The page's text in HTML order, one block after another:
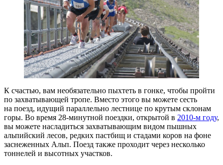
К счастью, вам необязательно пыхтеть в гонке, чтобы пройти
по захватывающей тропе. Вместо этого вы можете сесть
на поезд, идущий параллельно лестнице по крутым склонам
горы. Во время 28-минутной поездки, открытой в 2010-м году,
вы можете насладиться захватывающим видом пышных
альпийский лесов, редких пастбищ и стадами коров на фоне
заснеженных Альп. Поезд также проходит через несколько
тоннелей и высотных участков.